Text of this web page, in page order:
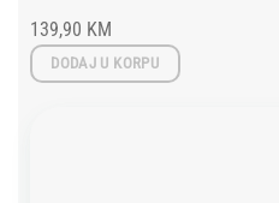
139,90 KM
DODAJ U KORPU